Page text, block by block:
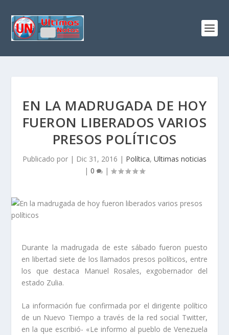
EN LA MADRUGADA DE HOY
FUERON LIBERADOS VARIOS
PRESOS POLÍTICOS
Publicado por | Dic 31, 2016 | Política, Ultimas noticias
| 0 |
Durante la madrugada de este sábado fueron puesto
en libertad siete de los llamados presos políticos, entre
los que destaca Manuel Rosales, exgobernador del
estado Zulia.
La información fue confirmada por el dirigente político
de un Nuevo Tiempo a través de la red social Twitter,
en la que escribió- «Le informo al pueblo de Venezuela